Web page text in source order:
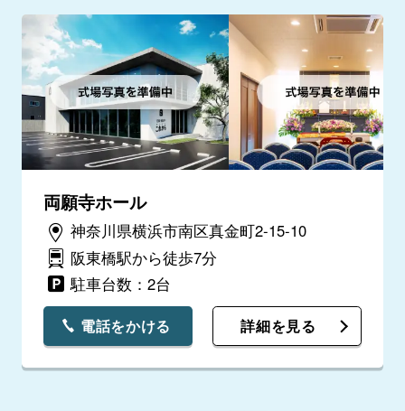
両願寺ホール
神奈川県横浜市南区真金町2‐15‐10
阪東橋駅から徒歩7分
駐車台数：2台
電話をかける 詳細を見る